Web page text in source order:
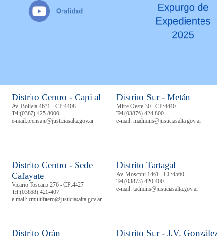
Distrito Centro - Capital
Av. Bolivia 4671 - CP:4408
Tel:(0387) 425-8000
e-mail:prensaju@justiciasalta.gov.ar
Distrito Sur - Metán
Mitre Oeste 30 - CP:4440
Tel:(03876) 424-800
e-mail: madmins@justiciasalta.gov.ar
Distrito Centro - Sede
Cafayate
Vicario Toscano 276 - CP:4427
Tel:(03868) 421-407
e-mail: cmultifuero@justiciasalta.gov.ar
Distrito Tartagal
Av. Mosconi 1461 - CP:4560
Tel:(03873) 420-400
e-mail: tadmins@justiciasalta.gov.ar
Distrito Orán Distrito Sur - J.V.